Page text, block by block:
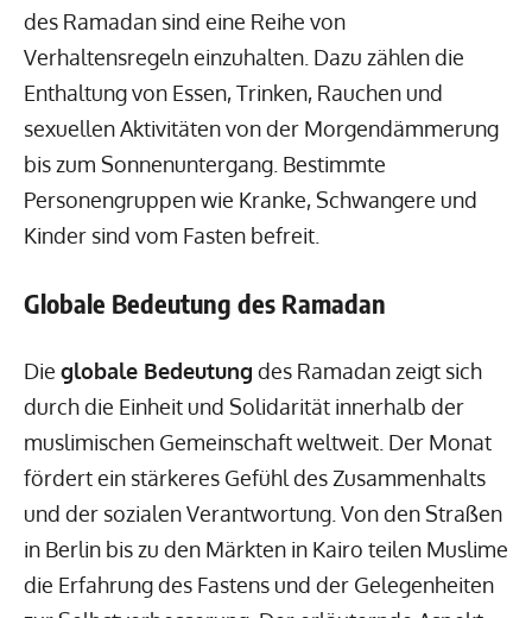
des Ramadan sind eine Reihe von
Verhaltensregeln einzuhalten. Dazu zählen die
Enthaltung von Essen, Trinken, Rauchen und
sexuellen Aktivitäten von der Morgendämmerung
bis zum Sonnenuntergang. Bestimmte
Personengruppen wie Kranke, Schwangere und
Kinder sind vom Fasten befreit.
Globale Bedeutung des Ramadan
Die globale Bedeutung des Ramadan zeigt sich
durch die Einheit und Solidarität innerhalb der
muslimischen Gemeinschaft weltweit. Der Monat
fördert ein stärkeres Gefühl des Zusammenhalts
und der sozialen Verantwortung. Von den Straßen
in Berlin bis zu den Märkten in Kairo teilen Muslime
die Erfahrung des Fastens und der Gelegenheiten